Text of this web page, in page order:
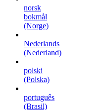
norsk
bokmål
(Norge)
Nederlands
(Nederland)
polski
(Polska)
português
(Brasil)